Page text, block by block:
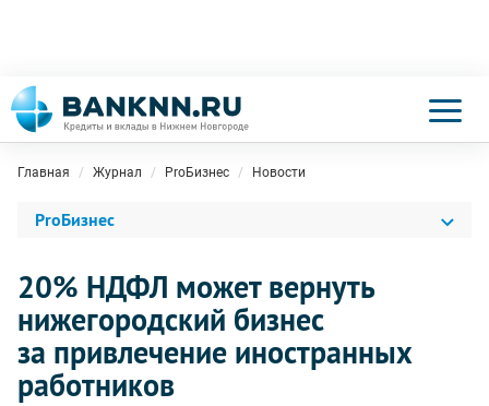
Главная Журнал ProБизнес Новости
ProБизнес
20% НДФЛ может вернуть
нижегородский бизнес
за привлечение иностранных
работников